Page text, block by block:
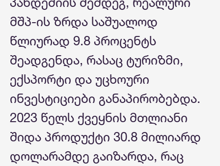
მშპ-ის ზრდა საშუალოდ
წლიურად 9.8 პროცენტს
შეადგენდა, რასაც ტურიზმი,
ექსპორტი და უცხოური
ინვესტიციები განაპირობებდა.
2023 წელს ქვეყნის მთლიანი
შიდა პროდუქტი 30.8 მილიარდ
დოლარამდე გაიზარდა, რაც